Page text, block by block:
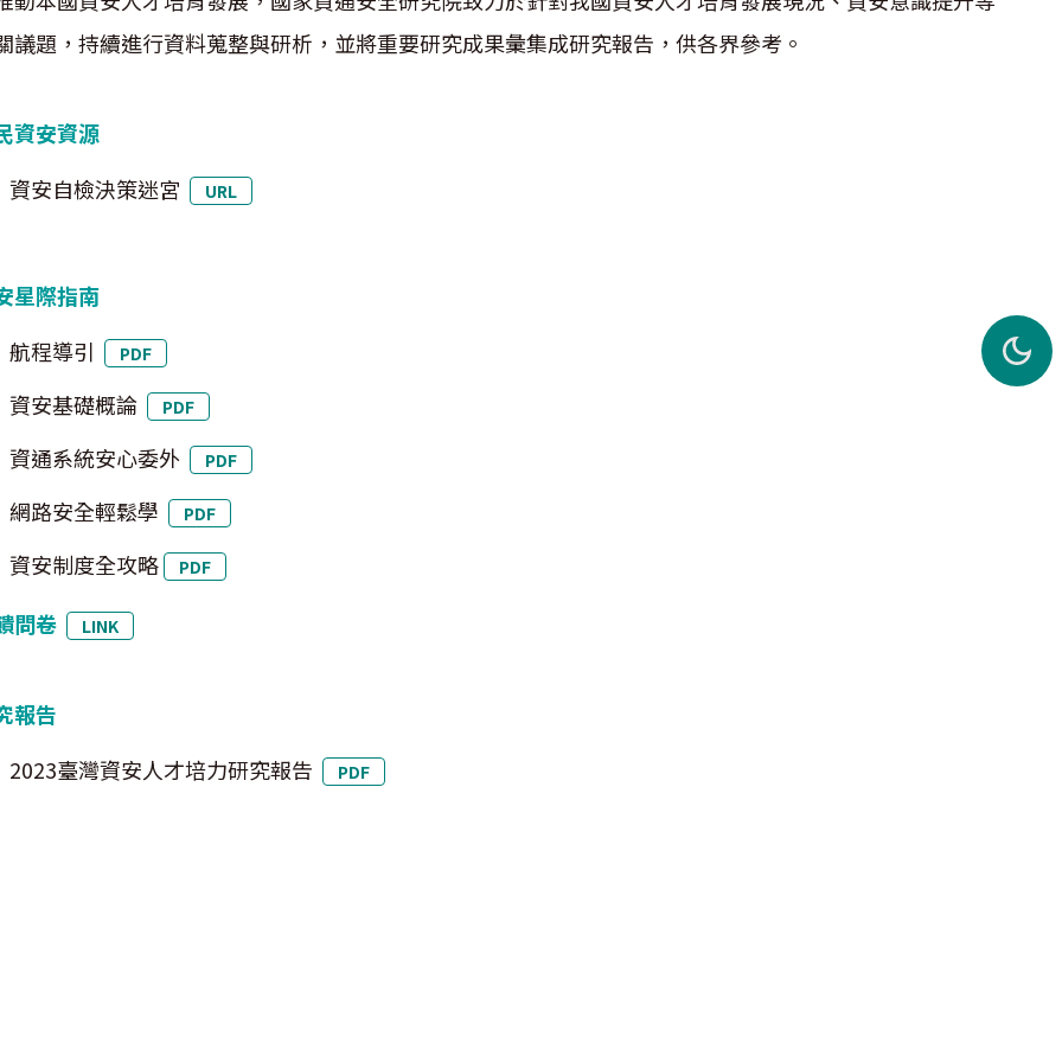
議題，持續進行資料蒐整與研析，並將重要研究成果彙集成研究報告，供各界參考。
資安資源
資安自檢決策迷宮
URL
星際指南
航程導引
PDF
資安基礎概論 PDF
資通系統安心委外 PDF
網路安全輕鬆學 PDF
資安制度全攻略 PDF
問卷 LINK
報告
2023臺灣資安人才培力研究報告
PDF